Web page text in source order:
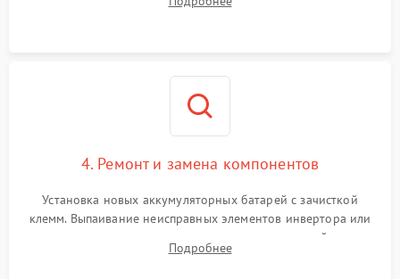
конденсаторов и прогаров на печатной плате.
4. Ремонт и замена компонентов
Установка новых аккумуляторных батарей с зачисткой
клемм. Выпаивание неисправных элементов инвертора или
цепи зарядки и монтаж новых радиодеталей.
Восстановление поврежденных токоведущих дорожек и
Подробнее